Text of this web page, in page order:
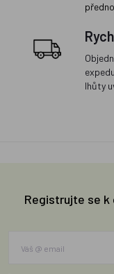
lhůty
Registrujte se k